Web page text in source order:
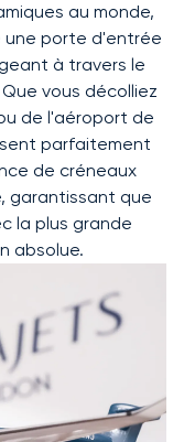
au monde,
une porte d'entrée
à travers le
vous décolliez
de l'aéroport de
parfaitement
de créneaux
garantissant que
la plus grande
absolue.